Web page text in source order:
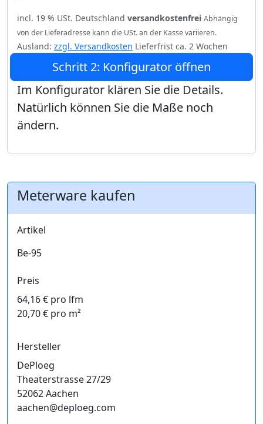
incl. 19 % USt. Deutschland versandkostenfrei Abhängig
von der Lieferadresse kann die USt. an der Kasse variieren.
Ausland: zzgl. Versandkosten Lieferfrist ca. 2 Wochen
Schritt 2: Konfigurator öffnen
Im Konfigurator klären Sie die Details.
Natürlich können Sie die Maße noch
ändern.
Meterware kaufen
Artikel
Be-95
Preis
64,16 € pro lfm
20,70 € pro m²
Hersteller
DePloeg
Theaterstrasse 27/29
52062 Aachen
aachen@deploeg.com